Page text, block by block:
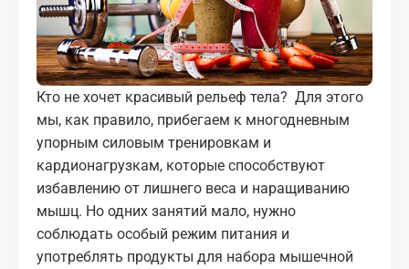
КОРТЫ
КОНТАКТЫ
UZ-PIN
Кто не хочет красивый рельеф тела? Для этого
мы, как правило, прибегаем к многодневным
упорным силовым тренировкам и
кардионагрузкам, которые способствуют
избавлению от лишнего веса и наращиванию
мышц. Но одних занятий мало, нужно
соблюдать особый режим питания и
употреблять продукты для набора мышечной